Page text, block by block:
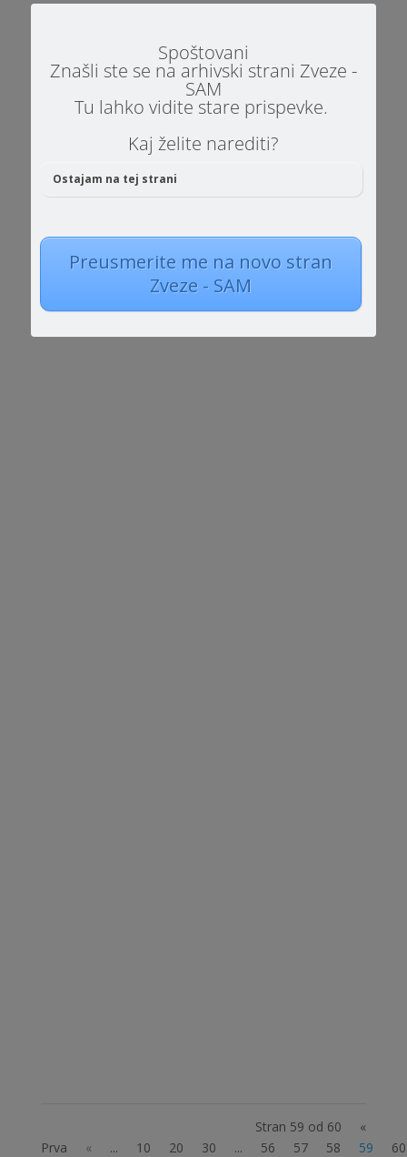
Aktualno
Omizje »Zgodnja obravnava otrok s posebnimi
potrebami« Poslanka SMC dr. Jasna Murgel
Stran 59 od 60
«
Prva
« ... 10 20 30 ... 56 57 58 59 60
Spoštovani
Znašli ste se na arhivski strani Zveze -
SAM
Tu lahko vidite stare prispevke.
Kaj želite narediti?
Ostajam na tej strani
Preusmerite me na novo stran
Zveze - SAM